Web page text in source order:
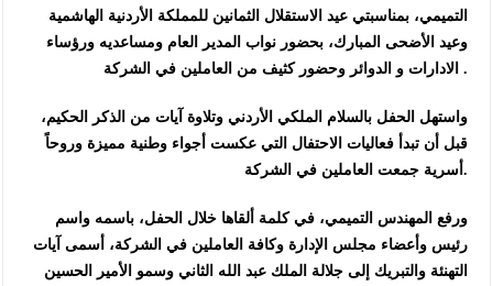
التميمي، بمناسبتي عيد الاستقلال الثمانين للمملكة الأردنية الهاشمية
وعيد الأضحى المبارك، بحضور نواب المدير العام ومساعديه ورؤساء
الادارات و الدوائر وحضور كثيف من العاملين في الشركة .
واستهل الحفل بالسلام الملكي الأردني وتلاوة آيات من الذكر الحكيم،
قبل أن تبدأ فعاليات الاحتفال التي عكست أجواء وطنية مميزة وروحاً
أسرية جمعت العاملين في الشركة.
ورفع المهندس التميمي، في كلمة ألقاها خلال الحفل، باسمه واسم
رئيس وأعضاء مجلس الإدارة وكافة العاملين في الشركة، أسمى آيات
التهنئة والتبريك إلى جلالة الملك عبد الله الثاني وسمو الأمير الحسين